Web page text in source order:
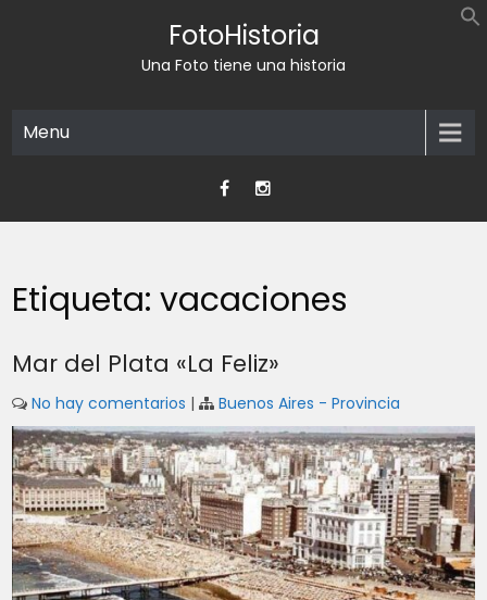
FotoHistoria
Una Foto tiene una historia
Menu
Etiqueta:vacaciones
Mar del Plata «La Feliz»
No hay comentarios | Buenos Aires - Provincia